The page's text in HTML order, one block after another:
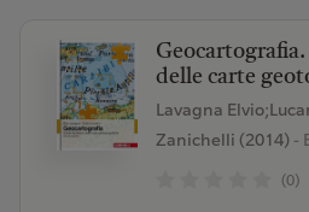
delle carte
Lavagna
Zanichelli (2014)-
(0)